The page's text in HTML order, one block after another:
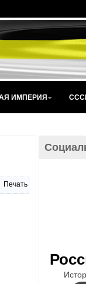
ИМПЕРИЯ
Печать